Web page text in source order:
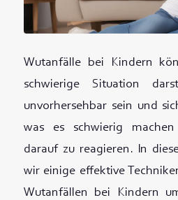
Wutanfälle bei Kindern
schwierige Situation
unvorhersehbar sein und
was es schwierig machen
darauf zu reagieren. In
wir einige effektive
Wutanfällen bei Kindern